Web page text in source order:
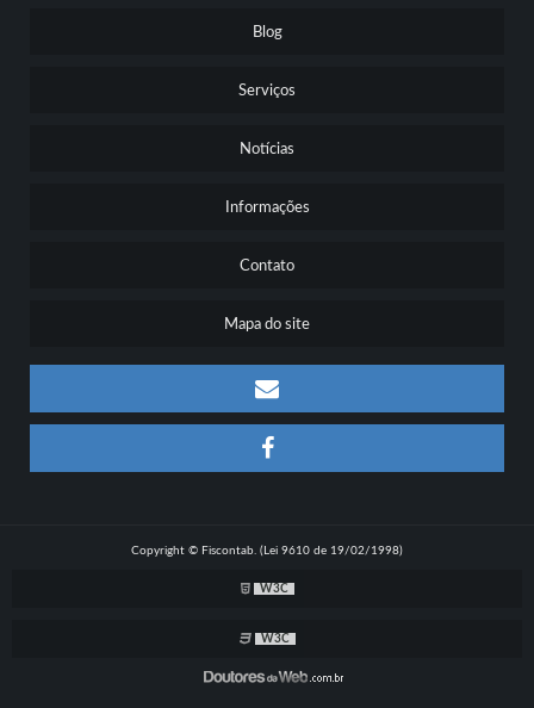
Blog
Serviços
Notícias
Informações
Contato
Mapa do site
Copyright © Fiscontab. (Lei 9610 de 19/02/1998)
W3C
W3C